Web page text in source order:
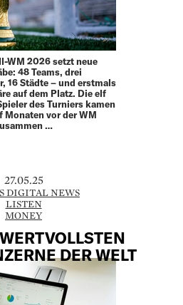
WM 2026 setzt neue
48 Teams, drei
16 Städte – und erstmals
auf dem Platz. Die elf
des Turniers kamen
Monaten vor der WM
…
27.05.25
DIGITAL NEWS
LISTEN
MONEY
DER WELT